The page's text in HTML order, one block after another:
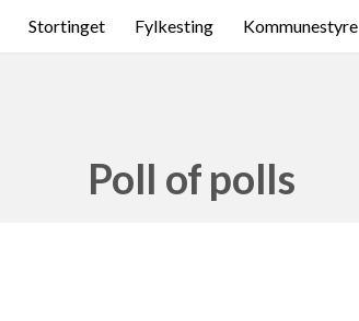
Stortinget Fylkesting Kommunestyre
Poll of polls